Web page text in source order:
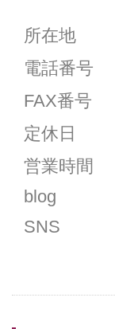
所在地
電話番号
FAX番号
定休日
営業時間
blog
SNS